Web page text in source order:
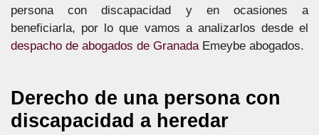
persona con discapacidad y en ocasiones a
beneficiarla, por lo que vamos a analizarlos desde el
despacho de abogados de Granada Emeybe abogados.
Derecho de una persona con
discapacidad a heredar